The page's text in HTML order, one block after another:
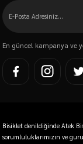
En güncel kampanya ve
Bisiklet denildiğinde Atek
sorumluluklarımızın ve